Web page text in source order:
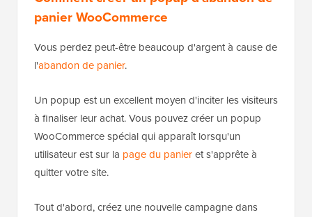
panier WooCommerce
Vous perdez peut-être beaucoup d'argent à cause de
l'abandon de panier.
Un popup est un excellent moyen d'inciter les visiteurs
à finaliser leur achat. Vous pouvez créer un popup
WooCommerce spécial qui apparaît lorsqu'un
utilisateur est sur la page du panieret s'apprête à
quitter votre site.
Tout d'abord, créez une nouvelle campagne dans